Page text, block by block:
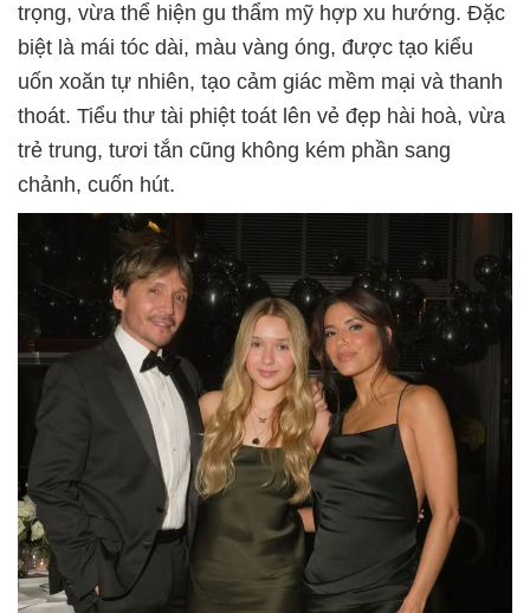
trọng, vừa thể hiện gu thẩm mỹ hợp xu hướng. Đặc
biệt là mái tóc dài, màu vàng óng, được tạo kiểu
uốn xoăn tự nhiên, tạo cảm giác mềm mại và thanh
thoát. Tiểu thư tài phiệt toát lên vẻ đẹp hài hoà, vừa
trẻ trung, tươi tắn cũng không kém phần sang
chảnh, cuốn hút.